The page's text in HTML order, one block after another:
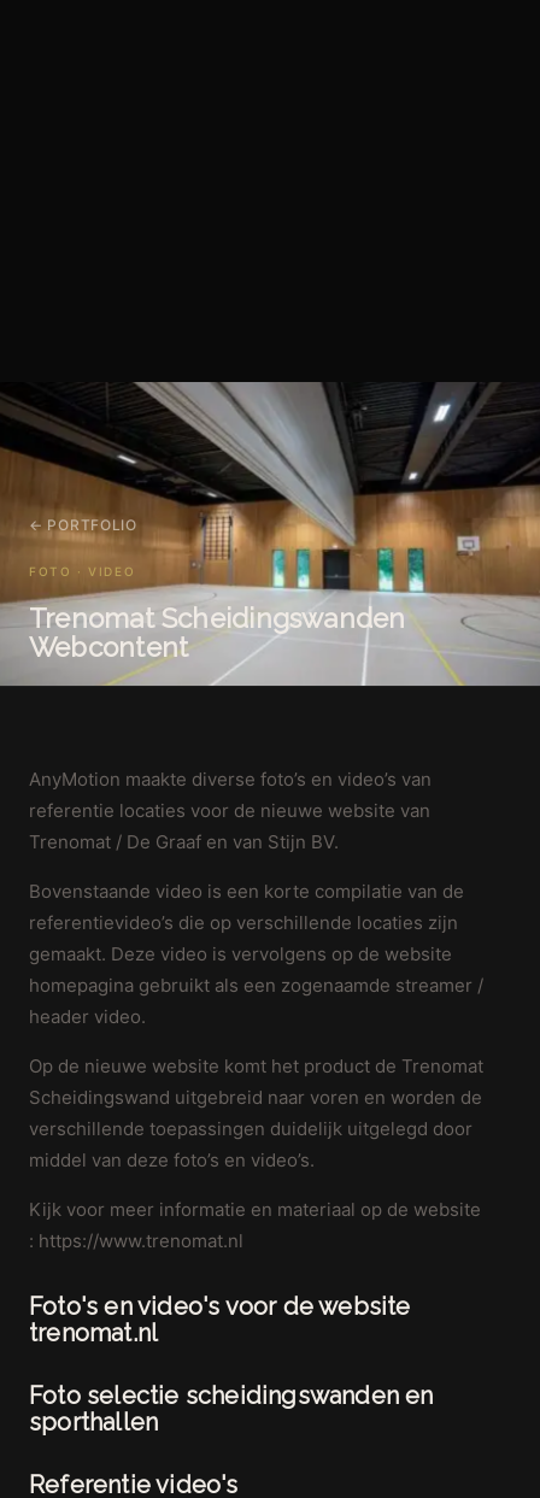
← PORTFOLIO
FOTO · VIDEO
Trenomat Scheidingswanden
Webcontent
AnyMotion maakte diverse foto’s en video’s van
referentie locaties voor de nieuwe website van
Trenomat / De Graaf en van Stijn BV.
Bovenstaande video is een korte compilatie van de
referentievideo’s die op verschillende locaties zijn
gemaakt. Deze video is vervolgens op de website
homepagina gebruikt als een zogenaamde streamer /
header video.
Op de nieuwe website komt het product de Trenomat
Scheidingswand uitgebreid naar voren en worden de
verschillende toepassingen duidelijk uitgelegd door
middel van deze foto’s en video’s.
Kijk voor meer informatie en materiaal op de website
: https://www.trenomat.nl
Foto's en video's voor de website
trenomat.nl
Foto selectie scheidingswanden en
sporthallen
Referentie video's